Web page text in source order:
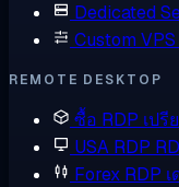
Dedicated
Custom VPS
REMOTE DESKTOP
ซื้อ RDP เปรี
USA RDP
Forex RDP